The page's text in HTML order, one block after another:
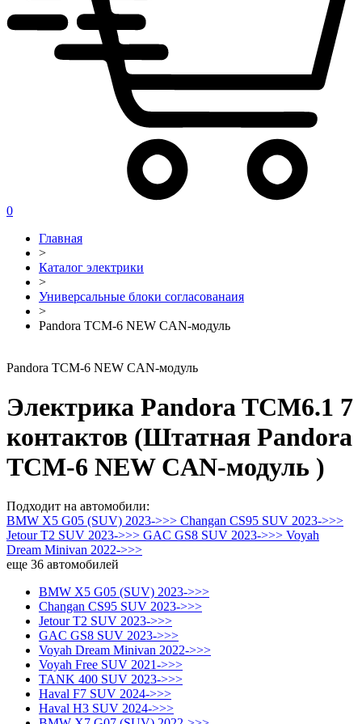
0
Главная
>
Каталог электрики
>
Универсальные блоки согласованаия
>
Pandora TCM-6 NEW CAN-модуль
Pandora TCM-6 NEW CAN-модуль
Электрика Pandora TCM6.1 7
контактов (Штатная Pandora
TCM-6 NEW CAN-модуль )
Подходит на автомобили:
BMW X5 G05 (SUV) 2023->>> Changan CS95 SUV 2023->>>
Jetour T2 SUV 2023->>> GAC GS8 SUV 2023->>> Voyah
Dream Minivan 2022->>>
еще 36 автомобилей
BMW X5 G05 (SUV) 2023->>>
Changan CS95 SUV 2023->>>
Jetour T2 SUV 2023->>>
GAC GS8 SUV 2023->>>
Voyah Dream Minivan 2022->>>
Voyah Free SUV 2021->>>
TANK 400 SUV 2023->>>
Haval F7 SUV 2024->>>
Haval H3 SUV 2024->>>